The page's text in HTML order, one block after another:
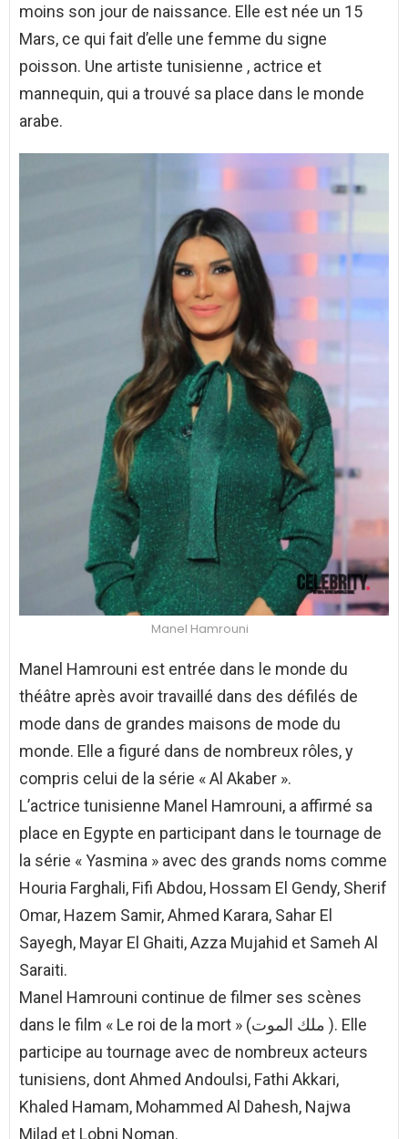
moins son jour de naissance. Elle est née un 15
Mars, ce qui fait d’elle une femme du signe
poisson. Une artiste tunisienne , actrice et
mannequin, qui a trouvé sa place dans le monde
arabe.
Manel Hamrouni
Manel Hamrouni est entrée dans le monde du
théâtre après avoir travaillé dans des défilés de
mode dans de grandes maisons de mode du
monde. Elle a figuré dans de nombreux rôles, y
compris celui de la série « Al Akaber ».
L’actrice tunisienne Manel Hamrouni, a affirmé sa
place en Egypte en participant dans le tournage de
la série « Yasmina » avec des grands noms comme
Houria Farghali, Fifi Abdou, Hossam El Gendy, Sherif
Omar, Hazem Samir, Ahmed Karara, Sahar El
Sayegh, Mayar El Ghaiti, Azza Mujahid et Sameh Al
Saraiti.
Manel Hamrouni continue de filmer ses scènes
dans le film « Le roi de la mort » (ملك الموت ). Elle
participe au tournage avec de nombreux acteurs
tunisiens, dont Ahmed Andoulsi, Fathi Akkari,
Khaled Hamam, Mohammed Al Dahesh, Najwa
Milad et Lobni Noman.